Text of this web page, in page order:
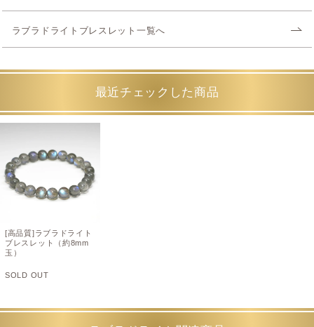
ラブラドライトブレスレット一覧へ
最近チェックした商品
[高品質]ラブラドライト
ブレスレット（約8mm
玉）
SOLD OUT